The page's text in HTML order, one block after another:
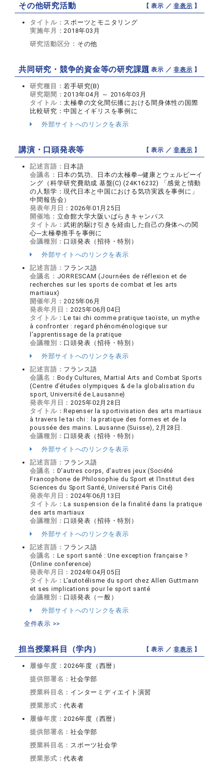
その他研究活動 【 表示 ／非表示 】
タイトル： スポーツとモニタリング
実施年月：2018年03月
研究活動区分： その他
共同研究・競争的資金等の研究課題【 表示 ／非表示 】
研究種目：若手研究(B)
研究期間：2013年04月 ～ 2016年03月
タイトル：太極拳の文化間伝播における間身体性の国際
比較研究：中国とイギリスを事例に
外部サイトへのリンクを表示
講演・口頭発表等 【 表示 ／非表示 】
記述言語： 日本語
会議名： 日本の気功、日本の太極拳─健康とウェルビーイ
ング（科学研究費助成 基盤(C) (24K16232) 「感覚と情動
の人類学：現代日本と中国における気功実践を事例に」
中間報告会）
発表年月日：2026年01月25日
開催地： 立命館大学大阪いばらきキャンパス
タイトル：武術的駆け引きを経由した自己の身体への関
心─太極拳推手を事例に
会議種別： 口頭発表（招待・特別）
外部サイトへのリンクを表示
記述言語： フランス語
会議名： JORRESCAM (Journées de réflexion et de
recherches sur les sports de combat et les arts
martiaux)
開催年月：2025年06月
発表年月日：2025年06月04日
タイトル：Le tai chi comme pratique taoïste, un mythe
à confronter : regard phénoménologique sur
l’apprentissage de la pratique
会議種別： 口頭発表（招待・特別）
外部サイトへのリンクを表示
記述言語： フランス語
会議名： Body Cultures, Martial Arts and Combat Sports
(Centre d’études olympiques & de la globalisation du
sport, Université de Lausanne)
発表年月日：2025年02月28日
タイトル：Repenser la sportivisation des arts martiaux
à travers le tai chi : la pratique des formes et de la
poussée des mains. Lausanne (Suisse), 2月28日.
会議種別： 口頭発表（招待・特別）
外部サイトへのリンクを表示
記述言語： フランス語
会議名： D'autres corps, d'autres jeux (Société
Francophone de Philosophie du Sport et l’Institut des
Sciences du Sport Santé, Université Paris Cité)
発表年月日：2024年06月13日
タイトル：La suspension de la finalité dans la pratique
des arts martiaux
会議種別： 口頭発表（招待・特別）
外部サイトへのリンクを表示
記述言語： フランス語
会議名： Le sport santé : Une exception française ?
(Online conference)
発表年月日：2024年04月05日
タイトル：L’autotélisme du sport chez Allen Guttmann
et ses implications pour le sport santé
会議種別： 口頭発表（一般）
外部サイトへのリンクを表示
全件表示 >>
担当授業科目（学内） 【 表示 ／非表示 】
履修年度：2026年度（西暦）
提供部署名：社会学部
授業科目名： インターミディエイト演習
授業形式：代表者
履修年度：2026年度（西暦）
提供部署名：社会学部
授業科目名： スポーツ社会学
授業形式：代表者